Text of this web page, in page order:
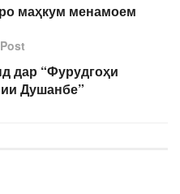
маҳкум менамоем
дар “Фурудгоҳи
Душанбе”